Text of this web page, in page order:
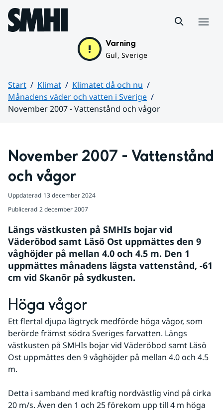
Hoppa till sidans innehåll
Varning
Gul, Sverige
Start Klimat
Klimatet då och nu
Månadens väder och vatten i Sverige
November 2007 - Vattenstånd och vågor
November 2007 - Vattenstånd
och vågor
Uppdaterad 13 december 2024
Publicerad 2 december 2007
Längs västkusten på SMHIs bojar vid
Väderöbod samt Läsö Ost uppmättes den 9
våghöjder på mellan 4.0 och 4.5 m. Den 1
uppmättes månadens lägsta vattenstånd, -61
cm vid Skanör på sydkusten.
Höga vågor
Ett flertal djupa lågtryck medförde höga vågor, som
berörde främst södra Sveriges farvatten. Längs
västkusten på SMHIs bojar vid Väderöbod samt Läsö
Ost uppmättes den 9 våghöjder på mellan 4.0 och 4.5
m.
Detta i samband med kraftig nordvästlig vind på cirka
20 m/s. Även den 1 och 25 förekom upp till 4 m höga